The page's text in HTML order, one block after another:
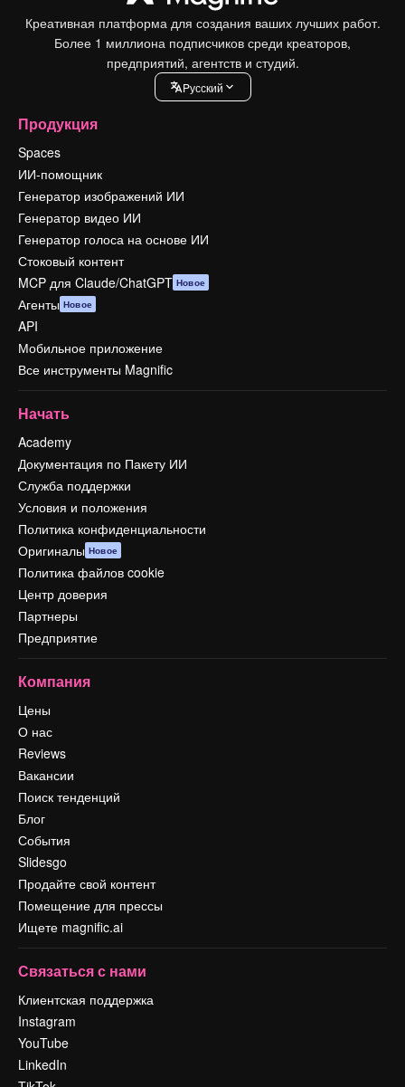
Креативная платформа для создания ваших лучших работ.
Более 1 миллиона подписчиков среди креаторов,
предприятий, агентств и студий.
Pусский
Продукция
Spaces
ИИ-помощник
Генератор изображений ИИ
Генератор видео ИИ
Генератор голоса на основе ИИ
Стоковый контент
MCP для Claude/ChatGPT Новое
Агенты Новое
API
Мобильное приложение
Все инструменты Magnific
Начать
Academy
Документация по Пакету ИИ
Служба поддержки
Условия и положения
Политика конфиденциальности
Оригиналы Новое
Политика файлов cookie
Центр доверия
Партнеры
Предприятие
Компания
Цены
О нас
Reviews
Вакансии
Поиск тенденций
Блог
События
Slidesgo
Продайте свой контент
Помещение для прессы
Ищете magnific.ai
Связаться с нами
Клиентская поддержка
Instagram
YouTube
LinkedIn